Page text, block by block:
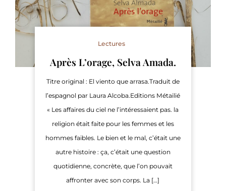
Lectures
Après L’orage, Selva Amada.
Titre original : El viento que arrasa.Traduit de
l’espagnol par Laura Alcoba.Editions Métailié
« Les affaires du ciel ne l’intéressaient pas. la
religion était faite pour les femmes et les
hommes faibles. Le bien et le mal, c’était une
autre histoire : ça, c’était une question
quotidienne, concrète, que l’on pouvait
affronter avec son corps. La […]